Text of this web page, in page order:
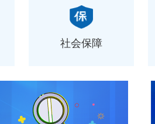
社会保障